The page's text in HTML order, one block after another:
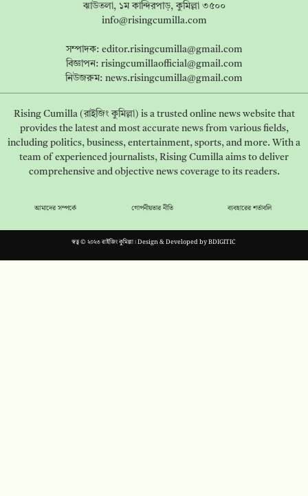
ঝাউতলা, ১ম কান্দিরপাড়, কুমিল্লা ৩৫০০
info@risingcumilla.com
সম্পাদক: editor.risingcumilla@gmail.com
বিজ্ঞাপন: risingcumillaofficial@gmail.com
নিউজরুম: news.risingcumilla@gmail.com
Rising Cumilla (রাইজিং কুমিল্লা) is a trusted online news website that
provides the latest and most accurate news from various fields,
including politics, business, entertainment, sports, and more. With a
team of experienced journalists, Rising Cumilla aims to deliver
comprehensive and objective news coverage to its readers.
আমাদের সম্পর্কে গোপনীয়তার নীতি ব্যবহারের শর্তাবলি
স্বত্ব © ২০২৩ রাইজিং কুমিল্লা। Design & Developed byBDIGITIC